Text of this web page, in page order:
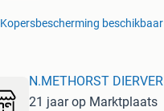
Kopersbescherming beschikbaar
21 jaar op Marktplaats